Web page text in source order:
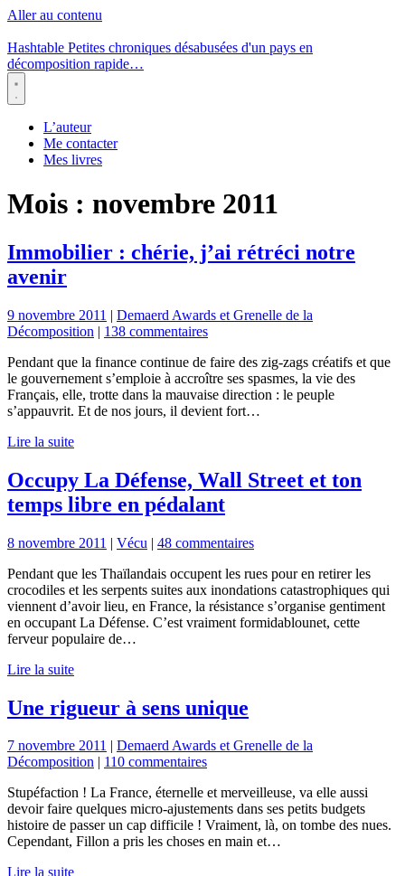
Aller au contenu
Hashtable Petites chroniques désabusées d'un pays en
décomposition rapide…
Menu
L’auteur
Me contacter
Mes livres
Mois : novembre 2011
Immobilier : chérie, j’ai rétréci notre
avenir
9 novembre 2011 | Demaerd Awards et Grenelle de la
Décomposition | 138 commentaires
Pendant que la finance continue de faire des zig-zags créatifs et que
le gouvernement s’emploie à accroître ses spasmes, la vie des
Français, elle, trotte dans la mauvaise direction : le peuple
s’appauvrit. Et de nos jours, il devient fort…
Lire la suite
Occupy La Défense, Wall Street et ton
temps libre en pédalant
8 novembre 2011 | Vécu | 48 commentaires
Pendant que les Thaïlandais occupent les rues pour en retirer les
crocodiles et les serpents suites aux inondations catastrophiques qui
viennent d’avoir lieu, en France, la résistance s’organise gentiment
en occupant La Défense. C’est vraiment formidablounet, cette
ferveur populaire de…
Lire la suite
Une rigueur à sens unique
7 novembre 2011 | Demaerd Awards et Grenelle de la
Décomposition | 110 commentaires
Stupéfaction ! La France, éternelle et merveilleuse, va elle aussi
devoir faire quelques micro-ajustements dans ses petits budgets
histoire de passer un cap difficile ! Vraiment, là, on tombe des nues.
Cependant, Fillon a pris les choses en main et…
Lire la suite